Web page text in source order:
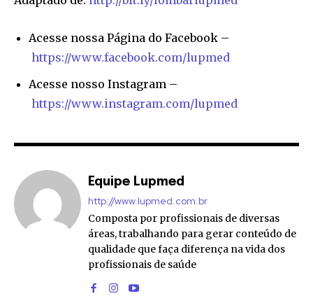
Acesse nossa Página do Facebook –
https://www.facebook.com/lupmed
Acesse nosso Instagram –
https://www.instagram.com/lupmed
Equipe Lupmed
http://www.lupmed.com.br
Composta por profissionais de diversas
áreas, trabalhando para gerar conteúdo de
qualidade que faça diferença na vida dos
profissionais de saúde